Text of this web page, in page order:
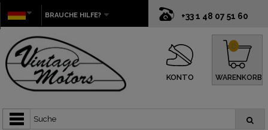
+33 1 48 07 51 60
BRAUCHE HILFE?
KONTO WARENKORB
0